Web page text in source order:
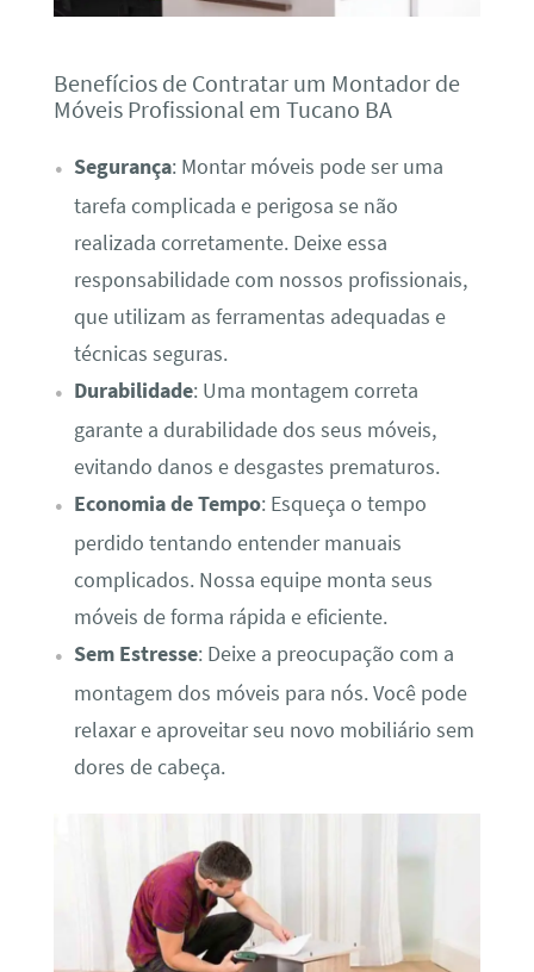
Benefícios de Contratar um Montador de
Móveis Profissional em Tucano BA
Segurança: Montar móveis pode ser uma
tarefa complicada e perigosa se não
realizada corretamente. Deixe essa
responsabilidade com nossos profissionais,
que utilizam as ferramentas adequadas e
técnicas seguras.
Durabilidade: Uma montagem correta
garante a durabilidade dos seus móveis,
evitando danos e desgastes prematuros.
Economia de Tempo: Esqueça o tempo
perdido tentando entender manuais
complicados. Nossa equipe monta seus
móveis de forma rápida e eficiente.
Sem Estresse: Deixe a preocupação com a
montagem dos móveis para nós. Você pode
relaxar e aproveitar seu novo mobiliário sem
dores de cabeça.